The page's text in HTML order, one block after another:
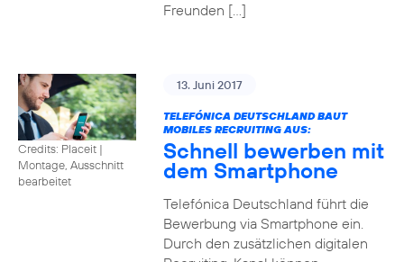
Freunden […]
Credits: Placeit |
Montage, Ausschnitt
bearbeitet
13. Juni 2017
TELEFÓNICA DEUTSCHLAND BAUT
MOBILES RECRUITING AUS:
Schnell bewerben mit
dem Smartphone
Telefónica Deutschland führt die
Bewerbung via Smartphone ein.
Durch den zusätzlichen digitalen